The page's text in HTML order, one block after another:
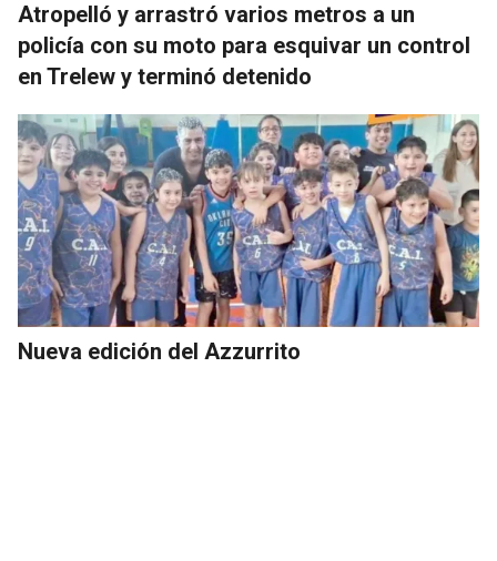
Atropelló y arrastró varios metros a un
policía con su moto para esquivar un control
en Trelew y terminó detenido
Nueva edición del Azzurrito